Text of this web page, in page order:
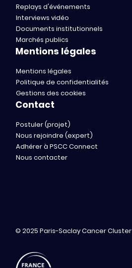
Replays d'événements
Interviews vidéo
Documents institutionnels
Marchés publics
Mentions légales
Mentions légales
Politique de confidentialités
Gestions des cookies
Contact
Postuler (projet)
Nous rejoindre (expert)
Adhérer à PSCC Connect
Nous contacter
© 2025 Paris-Saclay Cancer Cluster